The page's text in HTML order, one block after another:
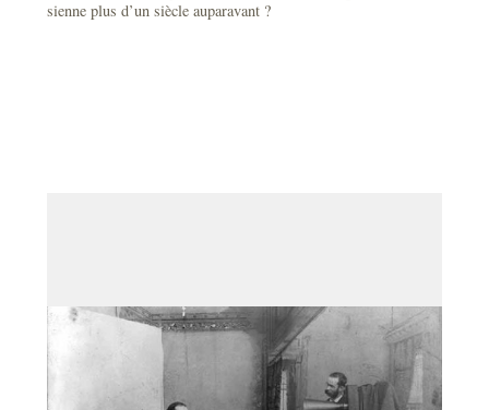
sienne plus d’un siècle auparavant ?